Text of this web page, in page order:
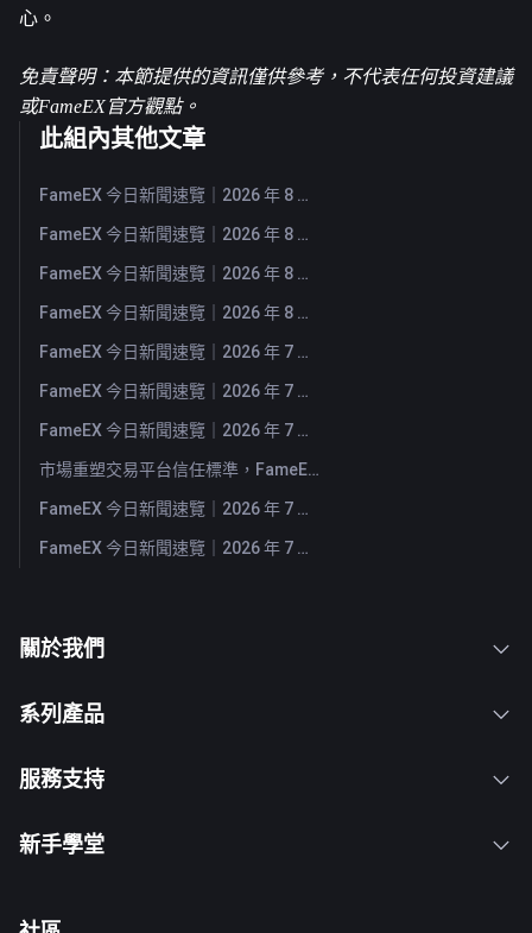
心。
免責聲明：本節提供的資訊僅供參考，不代表任何投資建議
或FameEX官方觀點。
此組內其他文章
FameEX 今日新聞速覽｜2026 年 8 月 6 日
FameEX 今日新聞速覽｜2026 年 8 月 5 日
FameEX 今日新聞速覽｜2026 年 8 月 4 日
FameEX 今日新聞速覽｜2026 年 8 月 3 日
FameEX 今日新聞速覽｜2026 年 7 月 31 日
FameEX 今日新聞速覽｜2026 年 7 月 30 日
FameEX 今日新聞速覽｜2026 年 7 月 29 日
市場重塑交易平台信任標準，FameEX 以八年穩健營運持續服務全球用戶
FameEX 今日新聞速覽｜2026 年 7 月 28 日
FameEX 今日新聞速覽｜2026 年 7 月 27 日
關於我們
系列產品
服務支持
新手學堂